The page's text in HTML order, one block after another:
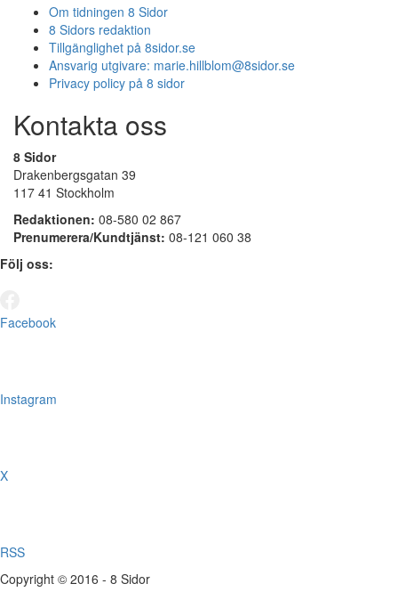
Om tidningen 8 Sidor
8 Sidors redaktion
Tillgänglighet på 8sidor.se
Ansvarig utgivare: marie.hillblom@8sidor.se
Privacy policy på 8 sidor
Kontakta oss
8 Sidor
Drakenbergsgatan 39
117 41 Stockholm
Redaktionen: 08-580 02 867
Prenumerera/Kundtjänst: 08-121 060 38
Följ oss:
Facebook
Instagram
X
RSS
Copyright © 2016 - 8 Sidor